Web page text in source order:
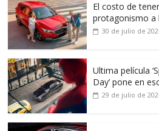
El costo de
protagonismo a
30 de julio de
Ultima película
Day’ pone en
29 de julio de